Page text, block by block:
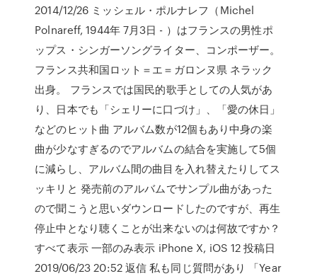
2014/12/26 ミッシェル・ポルナレフ（Michel
Polnareff, 1944年 7月3日 - ）はフランスの男性ポ
ップス・シンガーソングライター、コンポーザー。
フランス共和国ロット＝エ＝ガロンヌ県 ネラック
出身。 フランスでは国民的歌手としての人気があ
り、日本でも「シェリーに口づけ」、「愛の休日」
などのヒット曲 アルバム数が12個もあり中身の楽
曲が少なすぎるのでアルバムの結合を実施して5個
に減らし、アルバム間の曲目を入れ替えたりしてス
ッキリと 発売前のアルバムでサンプル曲があった
ので聞こうと思いダウンロードしたのですが、再生
停止中となり聴くことが出来ないのは何故ですか？
すべて表示 一部のみ表示 iPhone X, iOS 12 投稿日
2019/06/23 20:52 返信 私も同じ質問があり 「Year